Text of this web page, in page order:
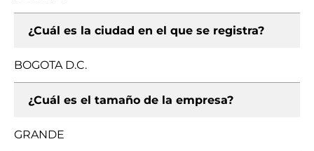
¿Cuál es la ciudad en el que se registra?
BOGOTA D.C.
¿Cuál es el tamaño de la empresa?
GRANDE